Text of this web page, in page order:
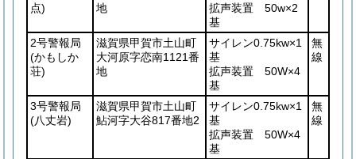
点)
地
拡声装置 50w×2
基
2号警報局
(かもしか
荘)
滋賀県甲賀市土山町
大河原字恋南1121番
地
サイレン0.75kw×1
基
拡声装置 50W×4
基
無
線
3号警報局
(八丈岩)
滋賀県甲賀市土山町
鮎河字大谷817番地2
サイレン0.75kw×1
基
拡声装置 50W×4
基
無
線